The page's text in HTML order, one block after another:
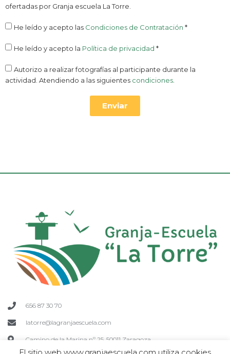
ofertadas por Granja escuela La Torre.
He leído y acepto las Condiciones de Contratación *
He leído y acepto la Política de privacidad *
Autorizo a realizar fotografías al participante durante la
actividad. Atendiendo a las siguientes condiciones
Enviar
656 87 30 70
latorre@lagranjaescuela.com
Camino de la Marina nº 25, 50011 Zaragoza